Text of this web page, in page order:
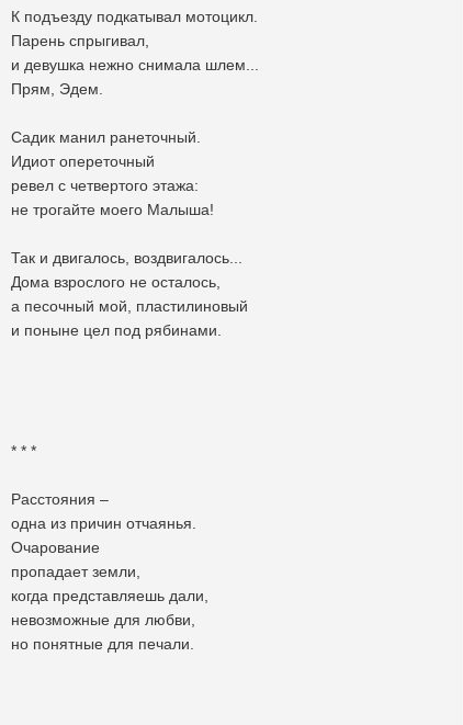
К подъезду подкатывал мотоцикл.
Парень спрыгивал,
и девушка нежно снимала шлем...
Прям, Эдем.
Садик манил ранеточный.
Идиот опереточный
ревел с четвертого этажа:
не трогайте моего Малыша!
Так и двигалось, воздвигалось...
Дома взрослого не осталось,
а песочный мой, пластилиновый
и поныне цел под рябинами.
* * *
Расстояния –
одна из причин отчаянья.
Очарование
пропадает земли,
когда представляешь дали,
невозможные для любви,
но понятные для печали.